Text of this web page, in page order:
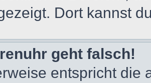
Dort kannst
geht falsch!
entspricht die